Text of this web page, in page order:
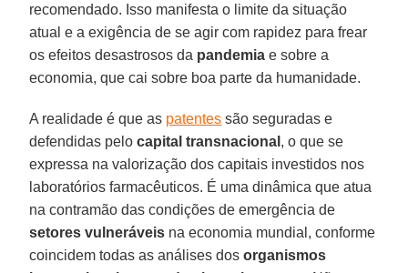
recomendado. Isso manifesta o limite da situação
atual e a exigência de se agir com rapidez para frear
os efeitos desastrosos da pandemia e sobre a
economia, que cai sobre boa parte da humanidade.
A realidade é que as patentes são seguradas e
defendidas pelocapital transnacional , o que se
expressa na valorização dos capitais investidos nos
laboratórios farmacêuticos. É uma dinâmica que atua
na contramão das condições de emergência de
setores vulneráveis na economia mundial, conforme
coincidem todas as análises dosorganismos